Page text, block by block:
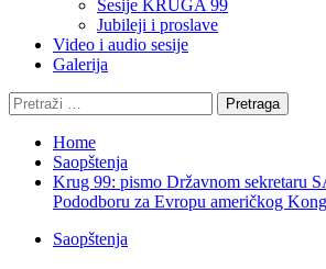
Sesije KRUGA 99
Jubileji i proslave
Video i audio sesije
Galerija
Pretraga:
Home
Saopštenja
Krug 99: pismo Državnom sekretaru
Pododboru za Evropu američkog
Saopštenja